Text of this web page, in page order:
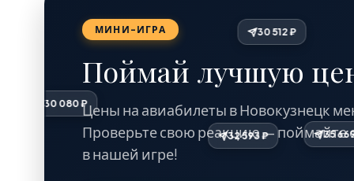
МИНИ-ИГРА
Поймай лучшую
Цены на авиабилеты в Новокузнецк
Проверьте свою реакцию — поймайте
в нашей игре!